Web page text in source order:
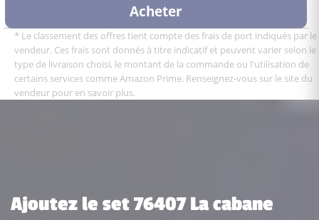
Acheter
* Le classement des offres tient compte des frais de port indiqués par le
vendeur. Ces frais sont donnés à titre indicatif et peuvent varier selon le
type de livraison choisi, le montant de la commande ou l'utilisation de
certains services comme Amazon Prime. Renseignez-vous sur le site du
vendeur pour en savoir plus.
Ajoutez le set 76407 La cabane